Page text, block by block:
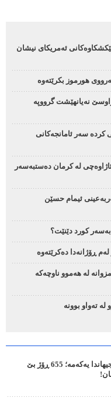
ئەمریکای نیشان
هورموز بکرێتەوە
نەیانهێشت گرووپە
سەر ئامانجەکانی
و 4 چەکداری ئاژاوەچی لە کرمان دەستبەسەر
ئیمام حسێن
کورد دێنێت؟
ڕۆژانەدا دەکرێتەوە
لە هەموو ناوچەکە
تەواو بوونە
هەرێمی کوردستان لە جیهاندا یەکەمە؛ 655 ڕۆژ بێ